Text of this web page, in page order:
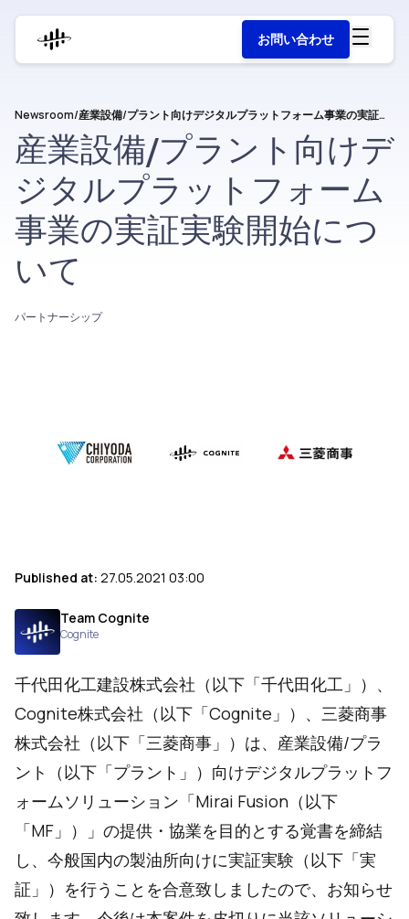
お問い合わせ
Newsroom/ 産業設備/プラント向けデジタルプラットフォーム事業の実証実験開始について
産業設備/プラント向けデ
ジタルプラットフォーム
事業の実証実験開始につ
いて
パートナーシップ
Published at: 27.05.2021 03:00
Team Cognite
Cognite
千代田化工建設株式会社（以下「千代田化工」）、
Cognite株式会社（以下「Cognite」）、三菱商事
株式会社（以下「三菱商事」）は、産業設備/プラ
ント（以下「プラント」）向けデジタルプラットフ
ォームソリューション「Mirai Fusion（以下
「MF」）」の提供・協業を目的とする覚書を締結
し、今般国内の製油所向けに実証実験（以下「実
証」）を行うことを合意致しましたので、お知らせ